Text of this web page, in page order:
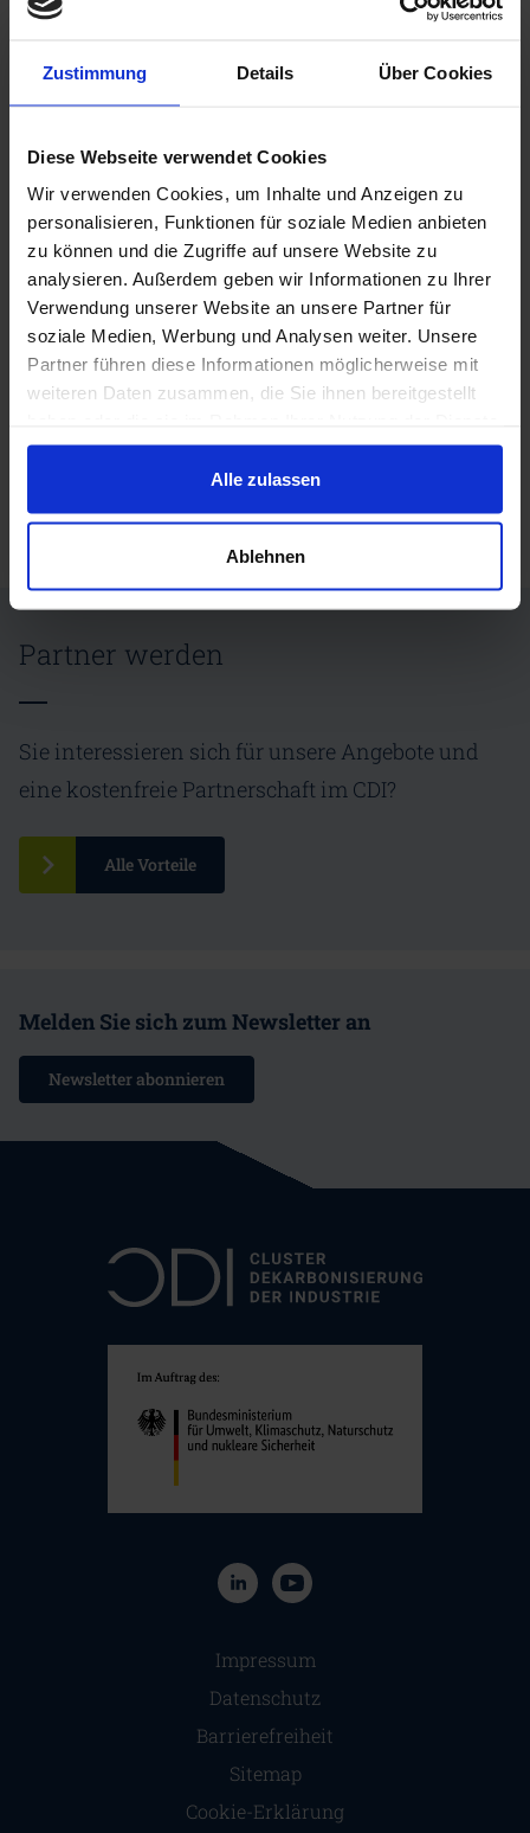
Zustimmung Details Über Cookies
Diese Webseite verwendet Cookies
Wir verwenden Cookies, um Inhalte und Anzeigen zu
personalisieren, Funktionen für soziale Medien anbieten
zu können und die Zugriffe auf unsere Website zu
analysieren. Außerdem geben wir Informationen zu Ihrer
Verwendung unserer Website an unsere Partner für
soziale Medien, Werbung und Analysen weiter. Unsere
Partner führen diese Informationen möglicherweise mit
weiteren Daten zusammen, die Sie ihnen bereitgestellt
gesammelt haben.
Alle zulassen
Ablehnen
Technologies & innovations
Applications & use cases
The conference language is English (🇬🇧).
Partner werden
Sie interessieren sich für unsere Angebote und
eine kostenfreie Partnerschaft im CDI?
Alle Vorteile
Melden Sie sich zum Newsletter an
Newsletter abonnieren
Navigation überspringen
Impressum
Datenschutz
Barrierefreiheit
Sitemap
Cookie-Erklärung